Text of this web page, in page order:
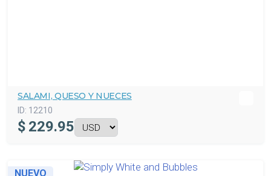
SALAMI, QUESO Y NUECES
ID: 12210
$ 229.95
NUEVO